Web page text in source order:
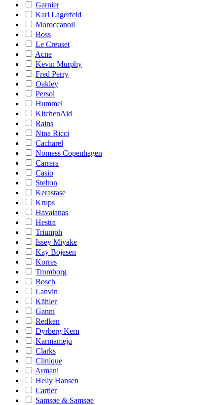
Garnier
Karl Lagerfeld
Moroccanoil
Boss
Le Creuset
Acne
Kevin Murphy
Fred Perry
Oakley
Persol
Hummel
KitchenAid
Rains
Nina Ricci
Cacharel
Nomess Copenhagen
Carrera
Casio
Stelton
Kerastase
Krups
Havaianas
Hestra
Triumph
Issey Miyake
Kay Bojesen
Korres
Tromborg
Bosch
Lanvin
Kähler
Ganni
Redken
Dyrberg Kern
Karmameju
Clarks
Clinique
Armani
Helly Hansen
Cartier
Samsøe & Samsøe